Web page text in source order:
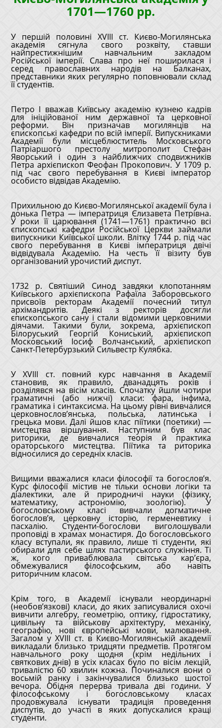
1701—1760 рр.
У першій половині XVIII ст. Києво-Могилянська
академія сягнула свого розквіту, ставши
найпрестижнішим навчальним закладом
Російської імперії. Слава про неї поширилася і
серед православних народів на Балканах,
представники яких регулярно поповнювали склад
її студентів.
Петро I вважав Київську академію кузнею кадрів
для ініційованої ним державної та церковної
реформи. Він призначав могилянців на
єпископські кафедри по всій імперії. Випускниками
Академії були місцеблюститель Московського
Патріаршого престолу митрополит Стефан
Яворський і один з найближчих сподвижників
Петра архієпископ Феофан Прокопович. У 1709 р.
під час свого перебування в Києві імператор
особисто відвідав Академію.
Прихильною до Києво-Могилянської академії була і
донька Петра ― імператриця Єлизавета Петрівна.
У роки її царювання (1741—1761) практично всі
єпископські кафедри Російської Церкви займали
випускники Київської школи. Влітку 1744 р. під час
свого перебування в Києві імператриця двічі
відвідувала Академію. На честь її візиту був
організований урочистий диспут.
1732 р. Святіший Синод завдяки клопотанням
Київського архієпископа Рафаїла Заборовського
присвоїв ректорам Академії почесний титул
архімандритів. Деякі з ректорів досягли
єпископського сану і стали відомими церковними
діячами. Такими були, зокрема, архієпископ
Білоруський Георгій Кониський, архієпископ
Московський Іосиф Волчанський, архієпископ
Санкт-Петербурзький Сильвестр Кулябка.
У XVIII ст. повний курс навчання в Академії
становив, як правило, дванадцять років і
розділявся на вісім класів. Спочатку йшли чотири
граматичні (або нижчі) класи: фара, інфима,
граматика і синтаксисма. На цьому рівні вивчалися
церковнослов’янська, польська, латинська і
грецька мови. Далі йшов клас піїтики (поетики) ―
мистецтва віршування. Наступним був клас
риторики, де вивчалися теорія й практика
ораторського мистецтва. Піїтика та риторика
відносилися до середніх класів.
Вищими вважалися класи філософії та богослов’я.
Курс філософії містив не тільки основи логіки та
діалектики, але й природничі науки (фізику,
математику, астрономію, зоологію). У
богословському класі вивчали догматичне
богослов’я, церковну історію, герменевтику і
пасхалію. Студенти-богослови виголошували
проповіді в храмах монастиря. До богословського
класу вступали, як правило, лише ті студенти, які
обирали для себе шлях пастирського служіння. Ті
ж, кого приваблювала світська кар’єра,
обмежувалися філософським, або навіть
риторичним класом.
Крім того, в Академії існували неординарні
(необов’язкові) класи, до яких записувалися охочі
вивчити алгебру, геометрію, оптику, гідростатику,
цивільну та військову архітектуру, механіку,
географію, нові європейські мови, малювання.
Загалом у XVIII ст. в Києво-Могилянській академії
викладали близько тридцяти предметів. Протягом
навчального року щодня (крім недільних і
святкових днів) в усіх класах було по вісім лекцій,
тривалістю 60 хвилин кожна. Починалися вони о
восьмій ранку і закінчувалися близько шостої
вечора. Обідня перерва тривала дві години. У
філософському і богословському класах
продовжувала існувати традиція проведення
диспутів, до участі в яких допускалися кращі
студенти.